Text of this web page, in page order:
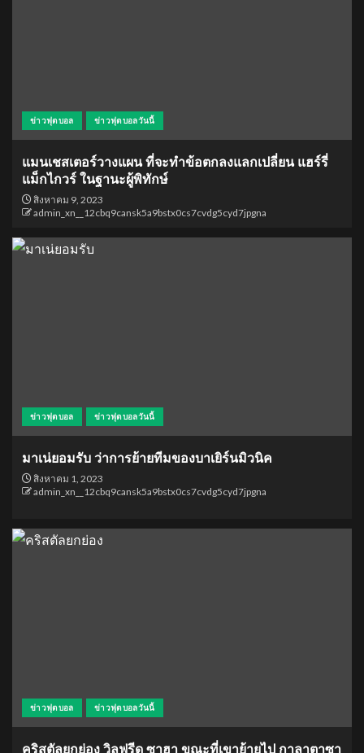
ข่าวฟุตบอล ข่าวฟุตบอลวันนี้
แมนเชสเตอร์วางแผน ที่จะทำข้อตกลงแลกเปลี่ยน แฮร์รี่
แม็กไกวร์ ในฐานะผู้พิทักษ์
สิงหาคม 9, 2023
admin_xn__12cbq9cansk5a9bstx0cs7cvdg5cyd7jpgna
ข่าวฟุตบอล ข่าวฟุตบอลวันนี้
มาเน่ยอมรับ ว่าการย้ายทีมของบาเยิร์นมิวนิค
สิงหาคม 1, 2023
admin_xn__12cbq9cansk5a9bstx0cs7cvdg5cyd7jpgna
ข่าวฟุตบอล ข่าวฟุตบอลวันนี้
คริสตัลยกย่อง วิลฟรีด ซาฮา ขณะที่เขาย้ายไป กาลาตาซา